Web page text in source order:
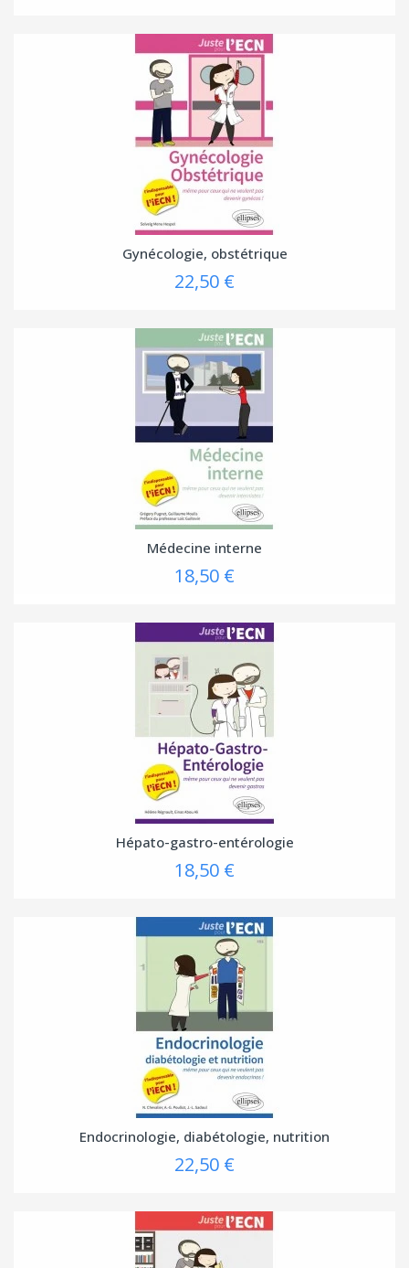
Gynécologie, obstétrique
22,50 €
Médecine interne
18,50 €
Hépato-gastro-entérologie
18,50 €
Endocrinologie, diabétologie, nutrition
22,50 €